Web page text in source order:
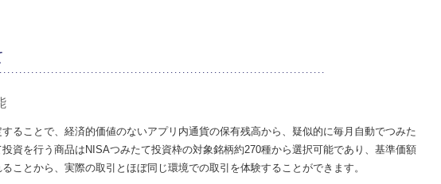
ることで、経済的価値のないアプリ内通貨の保有残高から、疑似的に毎月自動でつみた
資を行う商品はNISAつみたて投資枠の対象銘柄約270種から選択可能であり、基準価額
ことから、実際の取引とほぼ同じ環境での取引を体験することができます。